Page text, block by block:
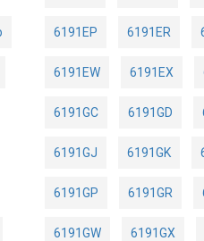
6191EP 6191ER
6191EW 6191EX
6191GC 6191GD
6191GJ 6191GK
6191GP 6191GR
6191GW 6191GX